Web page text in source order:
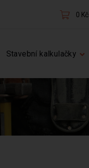
0 Kč
Stavební kalkulačky